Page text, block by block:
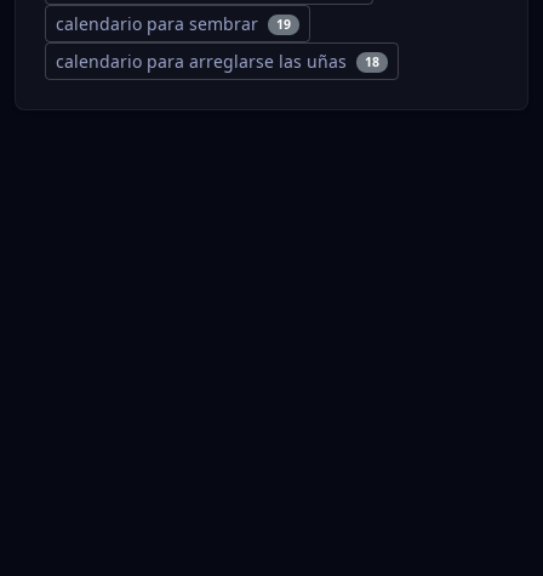
calendario para sembrar 19
calendario para arreglarse las uñas 18